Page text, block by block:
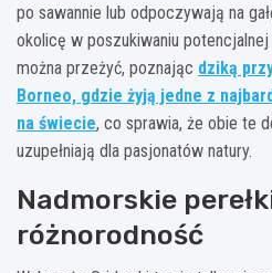
po sawannie lub odpoczywają na
okolicę w poszukiwaniu
można przeżyć, poznając dziką
Borneo, gdzie żyją jedne z
na świecie, co sprawia, że obie te
uzupełniają dla pasjonatów natury.
Nadmorskie
różnorodność